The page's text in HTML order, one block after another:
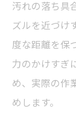
汚れの落ち具
ズルを近づけ
度な距離を保
力のかけすぎ
め、実際の作
めします。